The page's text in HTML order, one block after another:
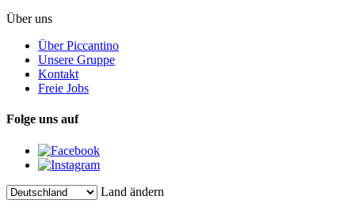
Über uns
Über Piccantino
Unsere Gruppe
Kontakt
Freie Jobs
Folge uns auf
Land ändern